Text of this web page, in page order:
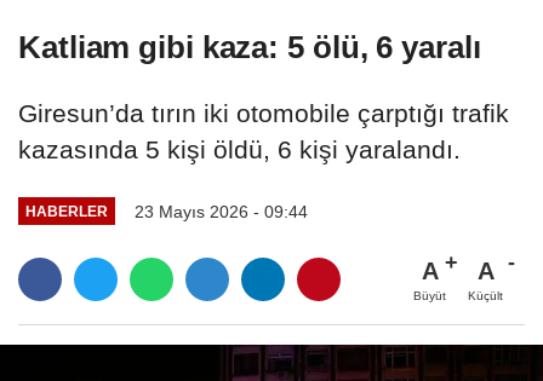
Katliam gibi kaza: 5 ölü, 6 yaralı
Giresun’da tırın iki otomobile çarptığı trafik
kazasında 5 kişi öldü, 6 kişi yaralandı.
HABERLER 23 Mayıs 2026 - 09:44
A
Büyüt
A
Küçült